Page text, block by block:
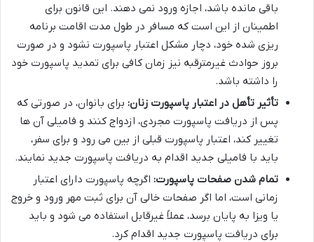
باقی مانده باشد، اجازه ورود نمی دهند. این قانون برای
اطمینان از این است که مسافر در طول مدت اقامت برنامه
ریزی شده خود، دچار مشکل اعتبار پاسپورت نشود و در صورت
بروز حوادث غیرمترقبه نیز زمان کافی برای تمدید پاسپورت خود
را داشته باشد.
تأثیر تأهل در اعتبار پاسپورت زنان: برای بانوان، در صورتی که
پس از دریافت پاسپورت مجردی، ازدواج کنند و فامیلی آن ها
تغییر کند، اعتبار پاسپورت قبلی از بین می رود و برای سفر،
باید با فامیلی جدید اقدام به دریافت پاسپورت جدید نمایند.
تمام شدن صفحات پاسپورت: اگرچه پاسپورت دارای اعتبار
زمانی است، اما اگر صفحات خالی آن برای ثبت مهر ورود و خروج
یا ویزا به پایان برسد، عملاً غیرقابل استفاده می شود و باید
برای دریافت پاسپورت جدید اقدام کرد.